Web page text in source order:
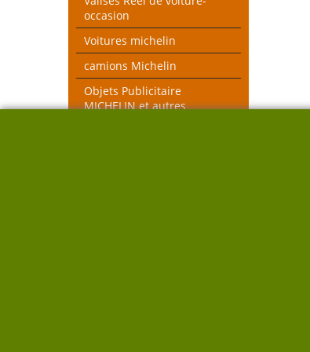
occasion
Voitures michelin
camions Michelin
Objets Publicitaire
MICHELIN et autres